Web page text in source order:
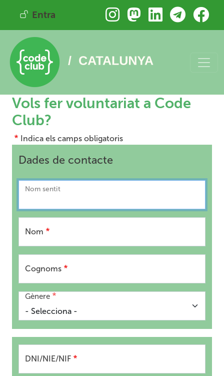
Menú del compte d'usuari
Entra
Vols fer voluntariat a Code
Club?
Indica els camps obligatoris
Dades de contacte
Nom sentit
Nom
Cognoms
Gènere
DNI/NIE/NIF